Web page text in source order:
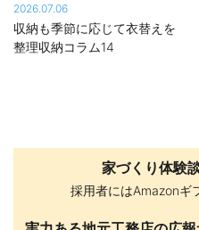
2026.07.06
収納も季節に応じて衣替えを
整理収納コラム14
家づくり体験
採用者にはAmazonギ